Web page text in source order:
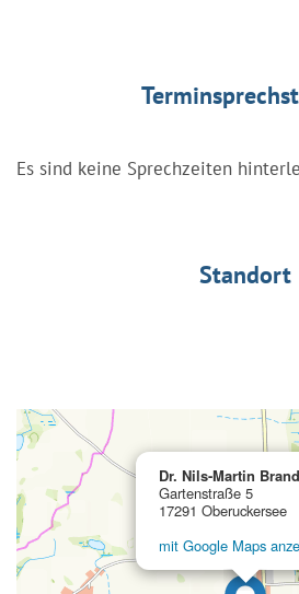
Es sind keine Sprechzeiten
Standort
Dr. Nils-Martin Brand
Gartenstraße 5
17291 Oberuckersee
mit Google Maps